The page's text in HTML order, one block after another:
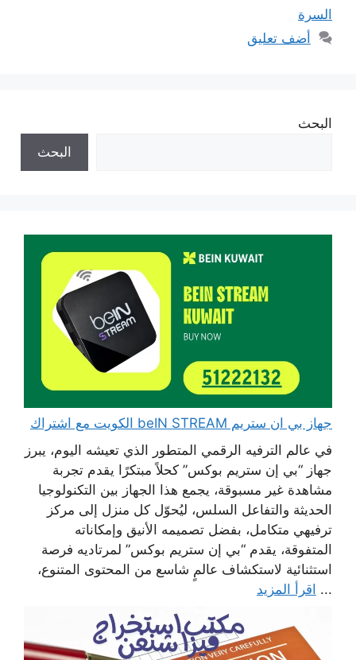
السرة
أضف تعليق
البحث
البحث
جهاز بي ان ستريم beIN STREAM الكويت مع اشتراك
في عالم الترفيه الرقمي المتطور الذي تعيشه اليوم، يبرز
جهاز “بي إن ستريم بوكس” كحلاً مبتكرًا يقدم تجربة
مشاهدة غير مسبوقة، يجمع هذا الجهاز بين التكنولوجيا
الحديثة والتفاعل السلس، ليُحوّل كل منزل إلى مركز
ترفيهي متكامل، بفضل تصميمه الأنيق وإمكاناته
المتفوقة، يقدم “بي إن ستريم بوكس” لمرتاديه فرصة
استثنائية لاستكشاف عالمٍ شاسع من المحتوى المتنوع،
... اقرأ المزيد